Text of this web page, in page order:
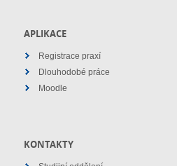
APLIKACE
Registrace praxí
Dlouhodobé práce
Moodle
KONTAKTY